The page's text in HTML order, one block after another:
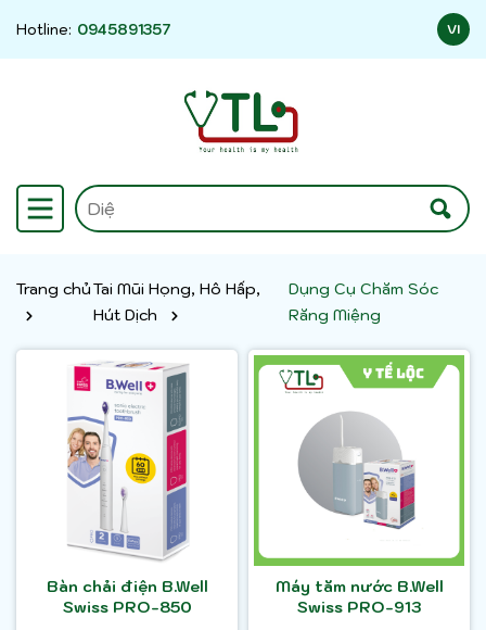
Hotline: 0945891357 VI
Trang chủTai Mũi Họng, Hô Hấp,
Hút Dịch
Dụng Cụ Chăm Sóc
Răng Miệng
Bàn chải điện B.Well
Swiss PRO-850
Máy tăm nước B.Well
Swiss PRO-913